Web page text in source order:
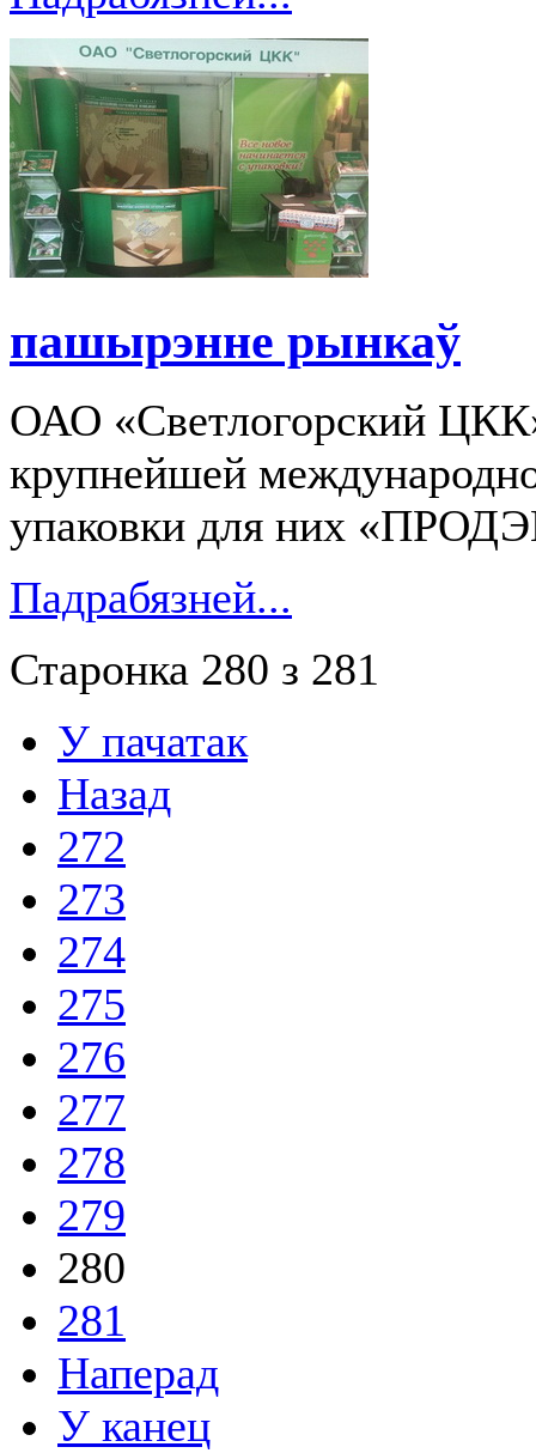
пашырэнне рынкаў
ОАО «Светлогорский
крупнейшей
упаковки для них
Падрабязней...
Старонка 280 з 281
У пачатак
Назад
272
273
274
275
276
277
278
279
280
281
Наперад
У канец